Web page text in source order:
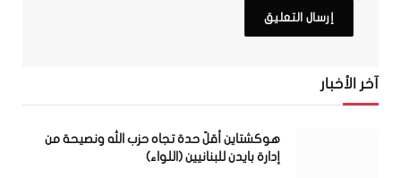
آخر الأخبار
هوكشتاين أقلّ حدة تجاه حزب الله ونصيحة من
إدارة بايدن للبنانيين (اللواء)